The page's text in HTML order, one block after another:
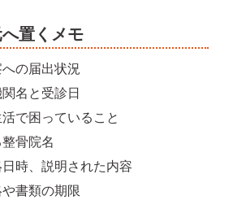
置くメモ
の届出状況
名と受診日
で困っていること
骨院名
時、説明された内容
書類の期限